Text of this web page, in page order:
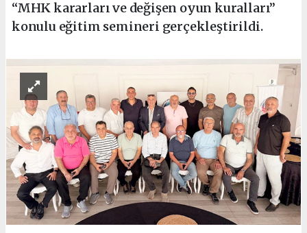
“MHK kararları ve değişen oyun kuralları”
konulu eğitim semineri gerçekleştirildi.